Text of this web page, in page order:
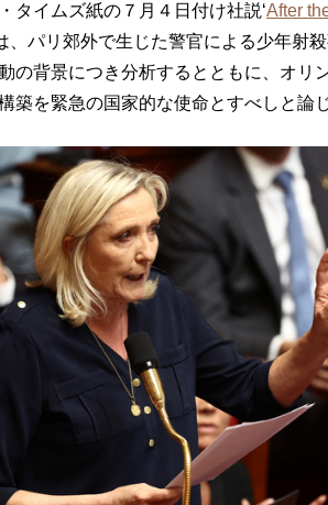
タイムズ紙の７月４日付け社説‘After
、パリ郊外で生じた警官による少年射
の背景につき分析するとともに、オリ
築を緊急の国家的な使命とすべしと論